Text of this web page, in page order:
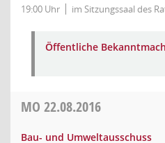
19:00 Uhr im Sitzungssaal des
Öffentliche
MO 22.08.2016
Bau- und Umweltausschuss